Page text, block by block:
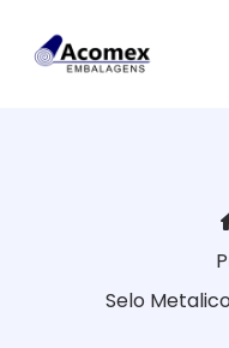
Selo